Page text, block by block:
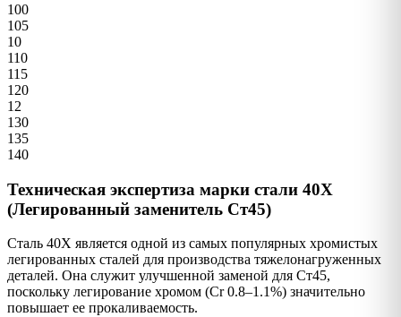
100
105
10
110
115
120
12
130
135
140
Техническая экспертиза марки стали 40Х
(Легированный заменитель Ст45)
Сталь 40Х является одной из самых популярных хромистых
легированных сталей для производства тяжелонагруженных
деталей. Она служит улучшенной заменой для Ст45,
поскольку легирование хромом (Cr 0.8–1.1%) значительно
повышает ее прокаливаемость.